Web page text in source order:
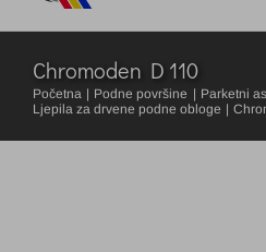
Chromoden D 110
Početna Podne površine
Parketni
Ljepila za drvene podne obloge